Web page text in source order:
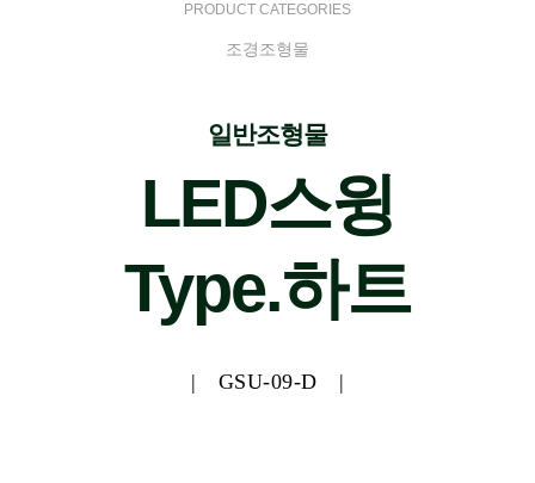
PRODUCT CATEGORIES
조경조형물
일반조형물
LED스윙
Type.하트
| GSU-09-D |